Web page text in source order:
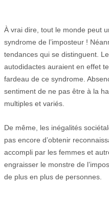
À vrai dire, tout le monde peut
syndrome de l’imposteur !
tendances qui se distinguent.
autodidactes auraient en effet
fardeau de ce syndrome.
sentiment de ne pas être à la
multiples et variés.
De même, les inégalités
pas encore d’obtenir
accompli par les femmes et
engraisser le monstre de
de plus en plus de personnes.